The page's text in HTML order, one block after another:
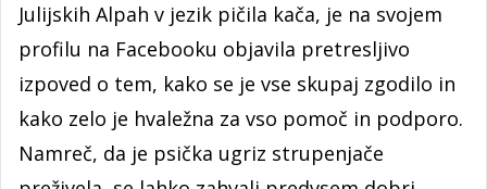
Julijskih Alpah v jezik pičila kača, je na svojem
profilu na Facebooku objavila pretresljivo
izpoved o tem, kako se je vse skupaj zgodilo in
kako zelo je hvaležna za vso pomoč in podporo.
Namreč, da je psička ugriz strupenjače